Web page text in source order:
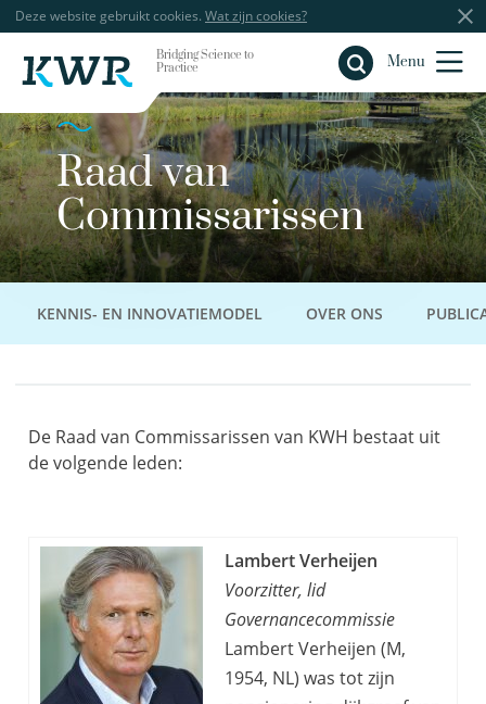
Deze website gebruikt cookies. Wat zijn cookies?
Bridging Science to
Practice
Menu
Sluiten
Raad van
Commissarissen
KENNIS- EN INNOVATIEMODEL OVER ONS
De Raad van Commissarissen van KWH bestaat uit
de volgende leden:
Lambert Verheijen
Voorzitter, lid
Governancecommissie
Lambert Verheijen (M,
1954, NL) was tot zijn